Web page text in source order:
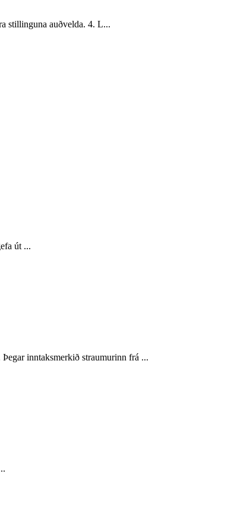
stillinguna auðvelda. 4. L...
út ...
inntaksmerkið straumurinn frá ...